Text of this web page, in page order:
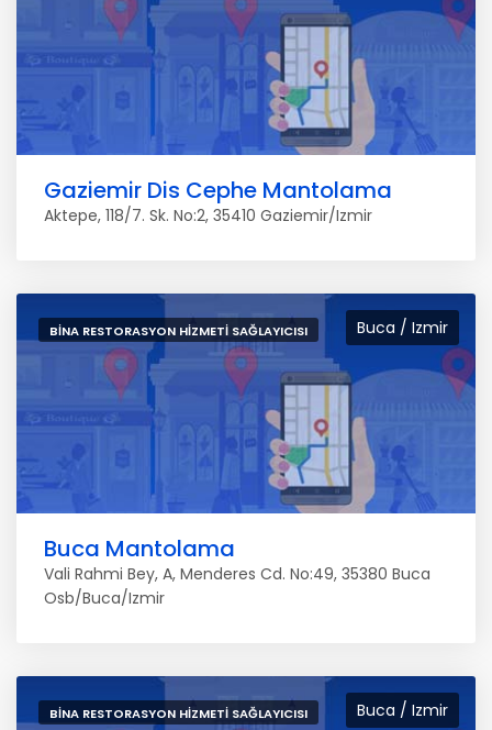
Gaziemir Dis Cephe Mantolama
Aktepe, 118/7. Sk. No:2, 35410 Gaziemir/Izmir
Buca / Izmir
BINA RESTORASYON HIZMETI SAĞLAYICISI
Buca Mantolama
Vali Rahmi Bey, A, Menderes Cd. No:49, 35380 Buca
Osb/Buca/Izmir
Buca / Izmir
BINA RESTORASYON HIZMETI SAĞLAYICISI